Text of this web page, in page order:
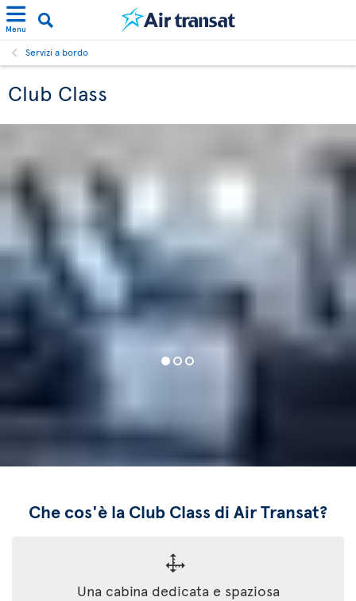
Menu
Servizi a bordo
Club Class
Che cos'è la Club Class di Air Transat?
Una cabina dedicata e spaziosa